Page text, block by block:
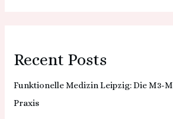
Recent Posts
Funktionelle Medizin Leipzig: Die M3-
Praxis